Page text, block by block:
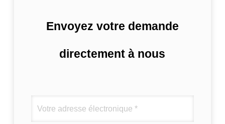
Envoyez votre demande
directement à nous